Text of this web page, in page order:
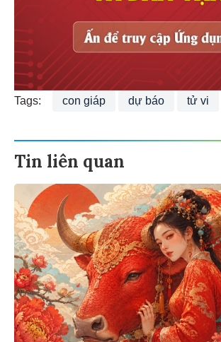
Tags: con giáp dự báo tử vi
Tin liên quan